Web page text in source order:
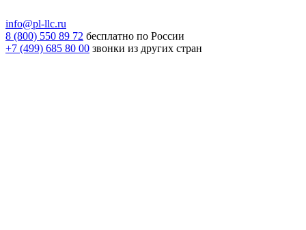
info@pl-llc.ru
8 (800) 550 89 72 бесплатно по России
+7 (499) 685 80 00 звонки из других стран